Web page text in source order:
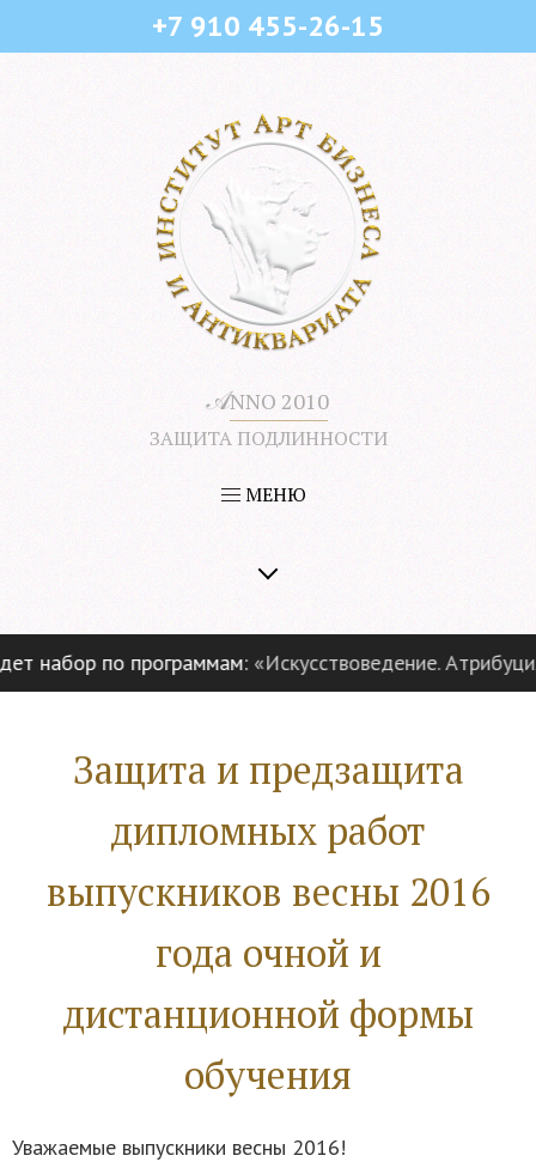
+7 910 455-26-15
𝒜NNO 2010
ЗАЩИТА ПОДЛИННОСТИ
МЕНЮ
набор по программам:«Искусствоведение.
Защита и предзащита
дипломных работ
выпускников весны 2016
года очной и
дистанционной формы
обучения
Уважаемые выпускники весны 2016!